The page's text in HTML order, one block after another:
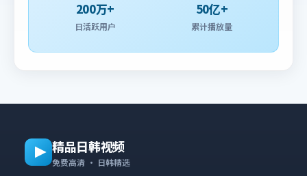
200万+
日活跃用户
50亿+
累计播放量
精品日韩视频
免费高清 · 日韩精选